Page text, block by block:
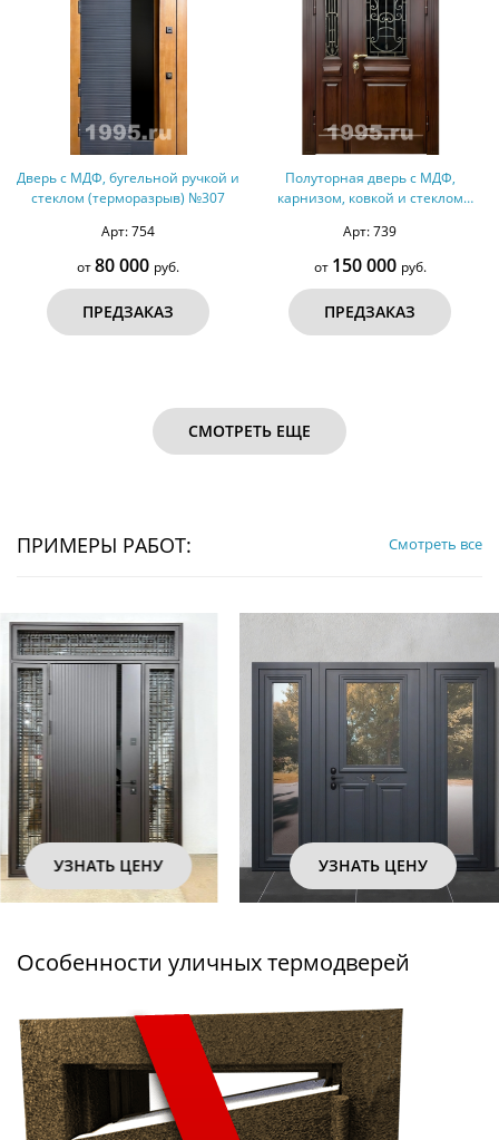
Дверь с МДФ, бугельной ручкой и
стеклом (терморазрыв) №307
Арт: 754
от80 000 руб.
ПРЕДЗАКАЗ
Полуторная дверь с МДФ,
карнизом, ковкой и стеклом
Арт: 739
от 150 000 руб.
ПРЕДЗАКАЗ
СМОТРЕТЬ ЕЩЕ
ПРИМЕРЫ РАБОТ: Смотреть все
УЗНАТЬ ЦЕНУ УЗНАТЬ ЦЕНУ
Особенности уличных термодверей